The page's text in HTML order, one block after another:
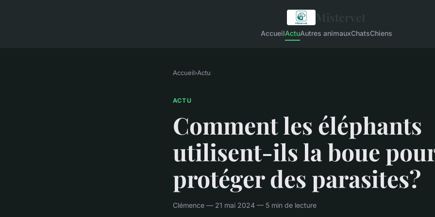
AccueilActuAutres animauxChatsChiens
Accueil›Actu
ACTU
Comment les éléphants
utilisent-ils la boue
protéger des parasites?
Clémence — 21 mai 2024 — 5 min de lecture